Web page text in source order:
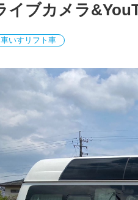
ライブカメラ
車いすリフト車